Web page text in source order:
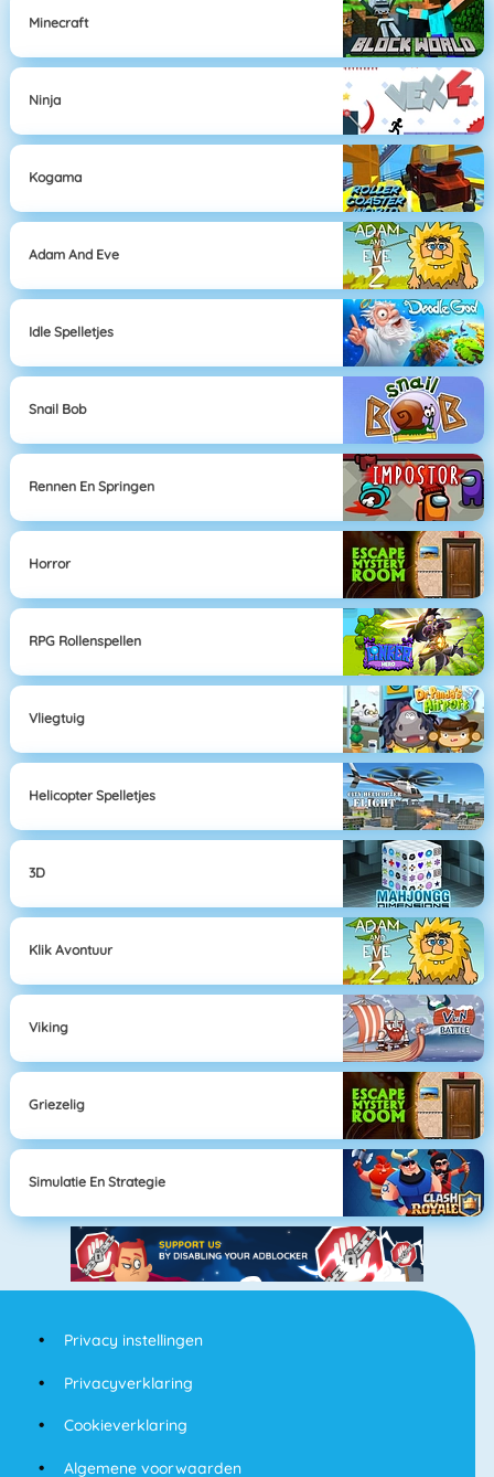
Minecraft
Ninja
Kogama
Adam And Eve
Idle Spelletjes
Snail Bob
Rennen En Springen
Horror
RPG Rollenspellen
Vliegtuig
Helicopter Spelletjes
3D
Klik Avontuur
Viking
Griezelig
Simulatie En Strategie
Privacy instellingen
Privacyverklaring
Cookieverklaring
Algemene voorwaarden